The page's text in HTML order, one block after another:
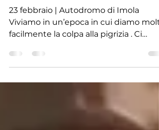
stanchezza
23 febbraio | Autodromo di Imola
Viviamo in un’epoca in cui diamo
facilmente la colpa alla pigrizia . Ci
rimandiamo scelte importanti, quando
facciamo fatica a mantenere
motivazione, concentrazione ed